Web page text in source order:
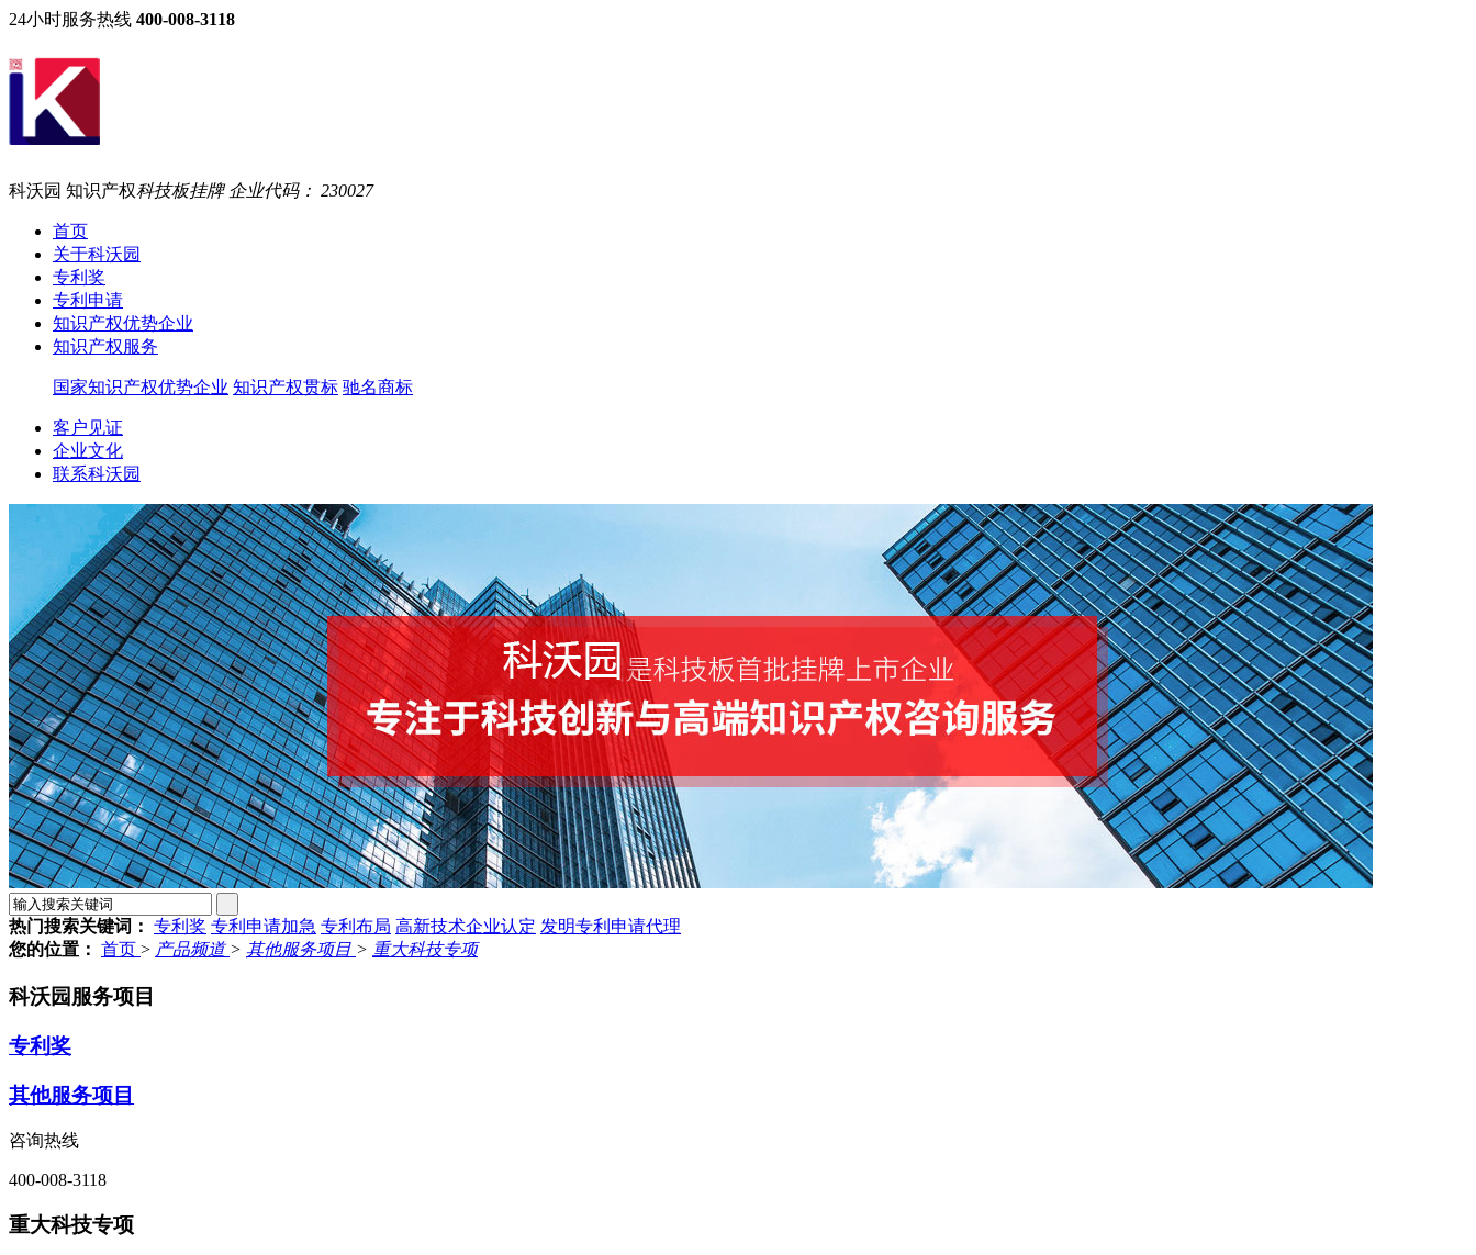
24小时服务热线 400-008-3118
科沃园 知识产权科技板挂牌 企业代码： 230027
首页
关于科沃园
专利奖
专利申请
知识产权优势企业
知识产权服务
国家知识产权优势企业 知识产权贯标 驰名商标
客户见证
企业文化
联系科沃园
热门搜索关键词： 专利奖 专利申请加急 专利布局 高新技术企业认定 发明专利申请代理
您的位置： 首页 > 产品频道 > 其他服务项目 > 重大科技专项
科沃园服务项目
专利奖
其他服务项目
咨询热线
400-008-3118
重大科技专项